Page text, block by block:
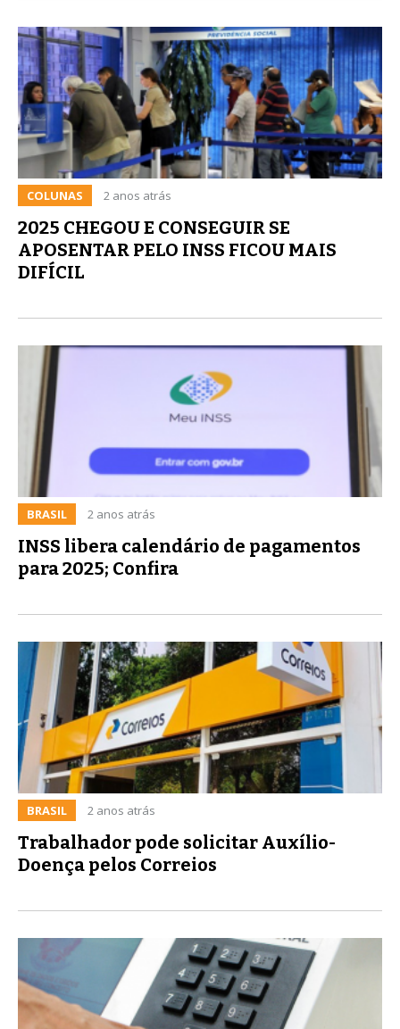
COLUNAS 2 anos atrás
2025 CHEGOU E CONSEGUIR SE
APOSENTAR PELO INSS FICOU MAIS
DIFÍCIL
BRASIL 2 anos atrás
INSS libera calendário de pagamentos
para 2025; Confira
BRASIL 2 anos atrás
Trabalhador pode solicitar Auxílio-
Doença pelos Correios